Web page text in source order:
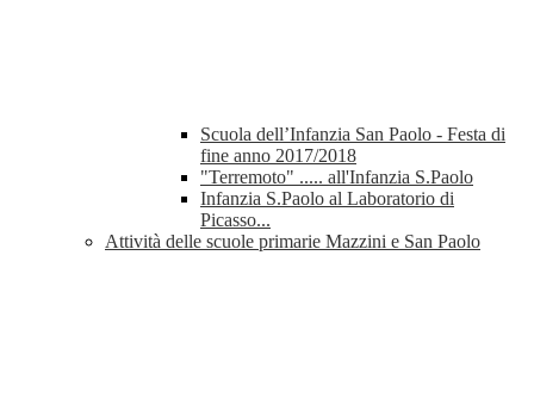
Scuola dell’Infanzia San Paolo - Festa di
fine anno 2017/2018
"Terremoto" ..... all'Infanzia S.Paolo
Infanzia S.Paolo al Laboratorio di
Picasso...
Attività delle scuole primarie Mazzini e San Paolo